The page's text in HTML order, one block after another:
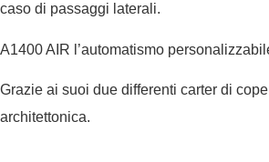
caso di passaggi laterali.
A1400 AIR l’automatismo
Grazie ai suoi due differenti carter di
architettonica.